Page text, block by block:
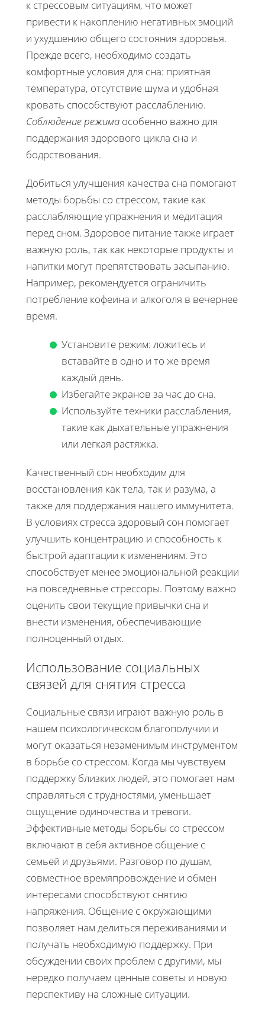
к стрессовым ситуациям, что может
привести к накоплению негативных эмоций
и ухудшению общего состояния здоровья.
Прежде всего, необходимо создать
комфортные условия для сна: приятная
температура, отсутствие шума и удобная
кровать способствуют расслаблению.
Соблюдение режима особенно важно для
поддержания здорового цикла сна и
бодрствования.
Добиться улучшения качества сна помогают
методы борьбы со стрессом, такие как
расслабляющие упражнения и медитация
перед сном. Здоровое питание также играет
важную роль, так как некоторые продукты и
напитки могут препятствовать засыпанию.
Например, рекомендуется ограничить
потребление кофеина и алкоголя в вечернее
время.
Установите режим: ложитесь и
вставайте в одно и то же время
каждый день.
Избегайте экранов за час до сна.
Используйте техники расслабления,
такие как дыхательные упражнения
или легкая растяжка.
Качественный сон необходим для
восстановления как тела, так и разума, а
также для поддержания нашего иммунитета.
В условиях стресса здоровый сон помогает
улучшить концентрацию и способность к
быстрой адаптации к изменениям. Это
способствует менее эмоциональной реакции
на повседневные стрессоры. Поэтому важно
оценить свои текущие привычки сна и
внести изменения, обеспечивающие
полноценный отдых.
Использование социальных
связей для снятия стресса
Социальные связи играют важную роль в
нашем психологическом благополучии и
могут оказаться незаменимым инструментом
в борьбе со стрессом. Когда мы чувствуем
поддержку близких людей, это помогает нам
справляться с трудностями, уменьшает
ощущение одиночества и тревоги.
Эффективные методы борьбы со стрессом
включают в себя активное общение с
семьей и друзьями. Разговор по душам,
совместное времяпровождение и обмен
интересами способствуют снятию
напряжения. Общение с окружающими
позволяет нам делиться переживаниями и
получать необходимую поддержку. При
обсуждении своих проблем с другими, мы
нередко получаем ценные советы и новую
перспективу на сложные ситуации.